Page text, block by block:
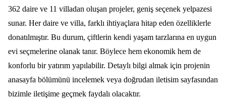
362 daire ve 11 villadan oluşan projeler, geniş seçenek yelpazesi
sunar. Her daire ve villa, farklı ihtiyaçlara hitap eden özelliklerle
donatılmıştır. Bu durum, çiftlerin kendi yaşam tarzlarına en uygun
evi seçmelerine olanak tanır. Böylece hem ekonomik hem de
konforlu bir yatırım yapılabilir. Detaylı bilgi almak için projenin
anasayfa bölümünü incelemek veya doğrudan iletisim sayfasından
bizimle iletişime geçmek faydalı olacaktır.